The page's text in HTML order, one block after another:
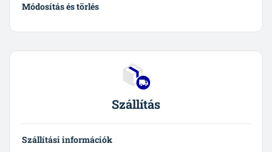
Módosítás és törlés
Szállítás
Szállítási információk